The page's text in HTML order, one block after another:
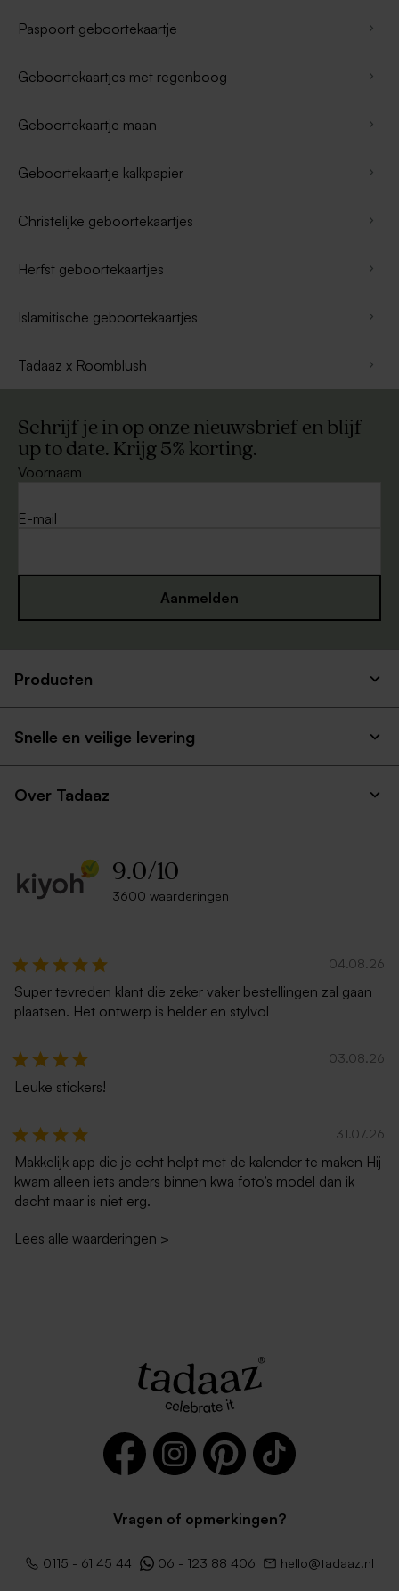
Paspoort geboortekaartje
Geboortekaartjes met regenboog
Geboortekaartje maan
Geboortekaartje kalkpapier
Christelijke geboortekaartjes
Herfst geboortekaartjes
Islamitische geboortekaartjes
Tadaaz x Roomblush
Schrijf je in op onze nieuwsbrief en blijf
up to date. Krijg 5% korting.
Voornaam
E-mail
Aanmelden
Producten
Snelle en veilige levering
Over Tadaaz
9.0/10
3600 waarderingen
04.08.26
Super tevreden klant die zeker vaker bestellingen zal gaan
plaatsen. Het ontwerp is helder en stylvol
03.08.26
Leuke stickers!
31.07.26
Makkelijk app die je echt helpt met de kalender te maken Hij
kwam alleen iets anders binnen kwa foto’s model dan ik
dacht maar is niet erg.
Lees alle waarderingen >
Vragen of opmerkingen?
0115 - 61 45 44 06 - 123 88 406 hello@tadaaz.nl